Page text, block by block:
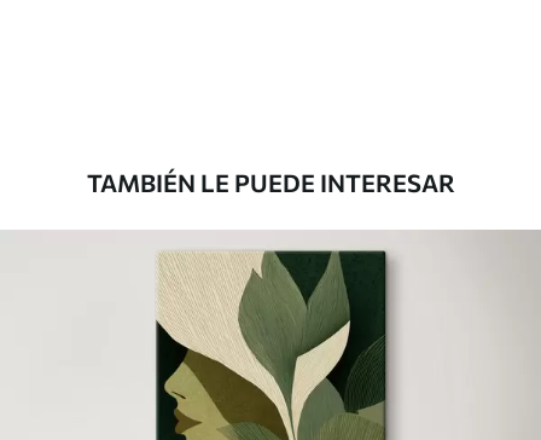
TAMBIÉN LE PUEDE INTERESAR